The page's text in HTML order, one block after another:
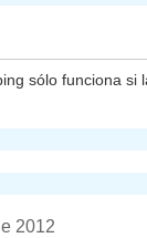
sólo funciona
2012